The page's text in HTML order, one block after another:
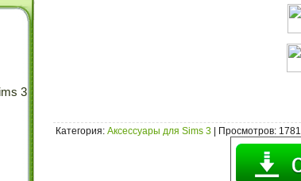
3
Категория: Аксессуары для Sims 3 Просмотров: 1781 |